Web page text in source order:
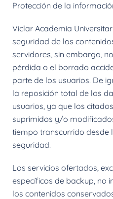
Protección de la
Viclar Academia
seguridad de los
servidores, sin embargo,
pérdida o el borrado
parte de los usuarios. De
la reposición total de los
usuarios, ya que los
suprimidos y/o
tiempo transcurrido desde
seguridad.
Los servicios ofertados,
específicos de backup, no
los contenidos